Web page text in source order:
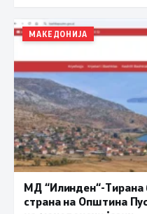
МАКЕДОНИЈА
МД “Илинден“-Тирана
страна на Општина